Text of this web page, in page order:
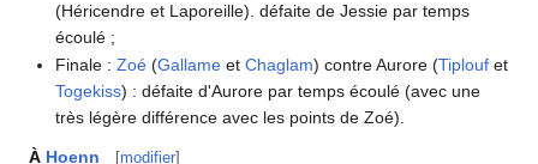
(Héricendre et Laporeille). défaite de Jessie par temps
écoulé ;
Finale :Zoé (Gallame etChaglam) contre Aurore (Tiplouf et
Togekiss) : défaite d'Aurore par temps écoulé (avec une
très légère différence avec les points de Zoé).
À Hoenn [modifier]